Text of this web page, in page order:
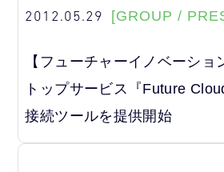
2012.05.29 [GROUP /
【フューチャーイノベーショ
トップサービス『Future
接続ツールを提供開始